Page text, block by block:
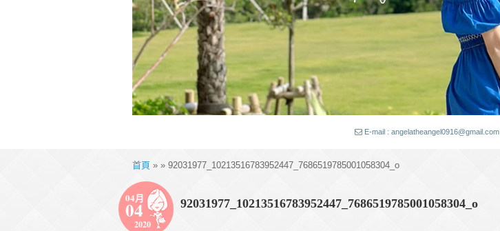
E-mail : angelatheangel0916@gmail.com
首頁 » » 92031977_10213516783952447_7686519785001058304_o
04月
04
2020
92031977_10213516783952447_7686519785001058304_o